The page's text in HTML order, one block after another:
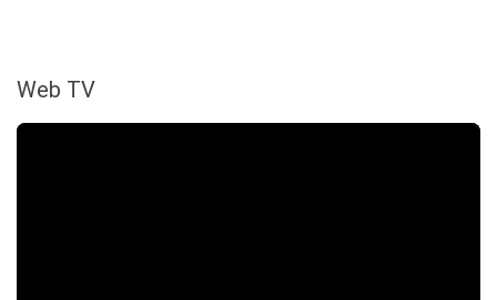
Web TV